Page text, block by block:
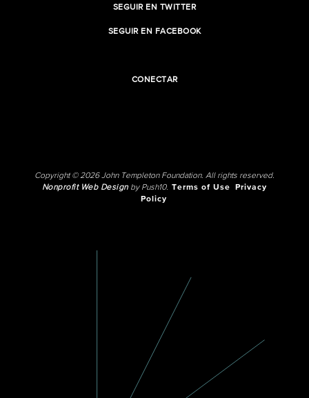
SEGUIR EN TWITTER
SEGUIR EN FACEBOOK
CONECTAR
Copyright © 2026 John Templeton Foundation. All rights reserved.
Nonprofit Web Designby Push10. Terms of Use
Privacy
Policy